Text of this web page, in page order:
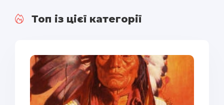
Топ із цієї категорії